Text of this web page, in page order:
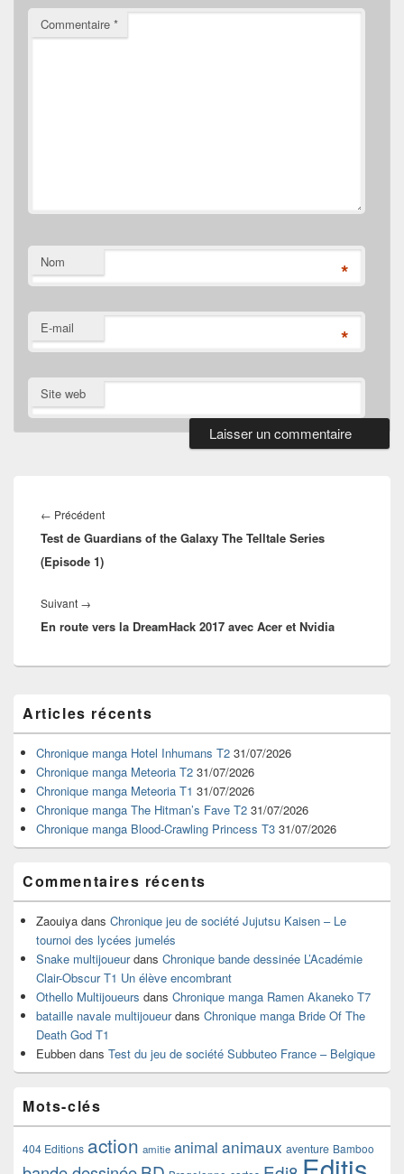
Commentaire *
Nom *
E-mail *
Site web
de
l’article
← PrécédentArticle
précédent :
Test de Guardians of the Galaxy The Telltale Series
(Episode 1)
Suivant →
suivant :
En route vers la DreamHack 2017 avec Acer et Nvidia
principale
de
widget
pour
barre
latérale
Articles récents
Chronique manga Hotel Inhumans T2 31/07/2026
Chronique manga Meteoria T2 31/07/2026
Chronique manga Meteoria T1 31/07/2026
Chronique manga The Hitman’s Fave T2 31/07/2026
Chronique manga Blood-Crawling Princess T3 31/07/2026
Commentaires récents
Zaouiya dans Chronique jeu de société Jujutsu Kaisen – Le
tournoi des lycées jumelés
Snake multijoueurdans Chronique bande dessinée L’Académie
Clair-Obscur T1 Un élève encombrant
Othello Multijoueurs dans Chronique manga Ramen Akaneko T7
bataille navale multijoueurdans Chronique manga Bride Of The
Death God T1
Eubben dans Test du jeu de société Subbuteo France – Belgique
Mots-clés
404 Editions action amitie animal animaux aventure Bamboo